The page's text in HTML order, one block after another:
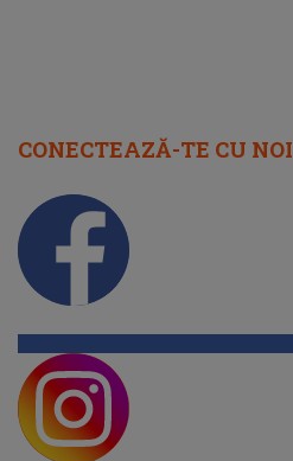
CONECTEAZĂ-TE CU NOI